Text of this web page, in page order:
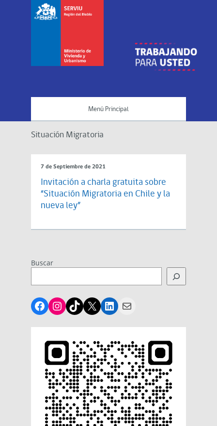
Menú Principal
Situación Migratoria
7 de Septiembre de 2021
Invitación a charla gratuita sobre
“Situación Migratoria en Chile y la
nueva ley”
Buscar
Facebook
Instagram
TikTok
X LinkedIn
Mail